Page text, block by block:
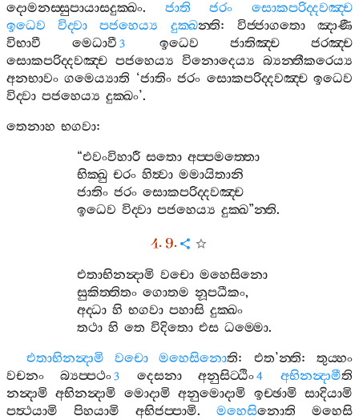
දොමනස‍්සුපායාසදුක‍්ඛං. ජාති ජරං
සොකපරිද‍්දවඤ‍්ච
ඉධෙව
විද‍්වා පජහෙය්‍ය දුක‍්ඛන‍්ති: විජ‍්ජාගතො
ඤාණී
විභාවී
මෙධාවී 3 ඉධෙව ජාතිඤ‍්ච
ජරඤ‍්ච
සොකපරිද‍්දවඤ‍්ච පජහෙය්‍ය විනොදෙය්‍ය බ්‍යන‍්තීකරෙය්‍ය
අනභාවං ගමෙය්‍යාති ‘ජාතිං ජරං සොකපරිද‍්දවඤ‍්ච ඉධෙව
විද‍්වා පජහෙය්‍ය දුක‍්ඛං’.
තෙනාහ භගවා:
“එවංවිහාරී සතො අප‍්පමත‍්තො
භික‍්ඛු චරං හිත්‍වා මමායිතානි
ජාතිං ජරං සොකපරිද‍්දවඤ‍්ච
ඉධෙව විද‍්වා පජහෙය්‍ය දුක‍්ඛ”න‍්ති.
4. 9.
එතාභිනන්‍දාමි වචො මහෙසිනො
සුකිත‍්තිතං ගොතම නූපධීකං,
අද‍්ධා හි භගවා පහාසි දුක‍්ඛං
තථා හි තෙ විදිතො එස ධම‍්මො.
එතාභිනන්‍දාමි
වචො මහෙසිනොති: එත’න‍්ති: තුය‍්හං
වචනං
බ්‍යප‍්පථං 3 දෙසනා අනුසිට‍්ඨිං 4 අභිනන්‍දාමීති
නන්‍දාමි අභිනන්‍දාමි මොදාමි අනුමොදාමි ඉච‍්ඡාමි සාදියාමි
පත්‍ථයාමි
පිහයාමි අභිජප‍්පාමි. මහෙසිනොති
මහෙසි